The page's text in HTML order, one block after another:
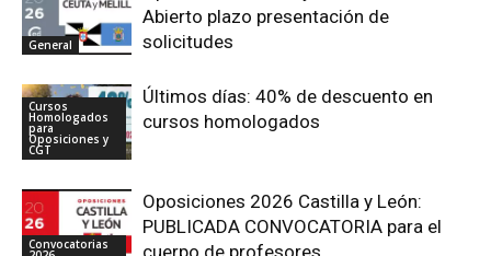
General
Abierto plazo presentación de
solicitudes
Cursos
Homologados
para
Oposiciones y
CGT
Últimos días: 40% de descuento en
cursos homologados
Convocatorias
Oposiciones 2026 Castilla y León:
PUBLICADA CONVOCATORIA para el
cuerpo de profesores